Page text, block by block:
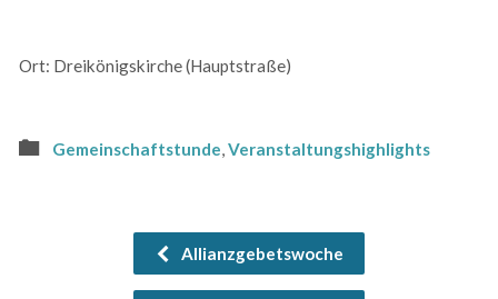
Ort: Dreikönigskirche (Hauptstraße)
Gemeinschaftstunde,Veranstaltungshighlights
Allianzgebetswoche